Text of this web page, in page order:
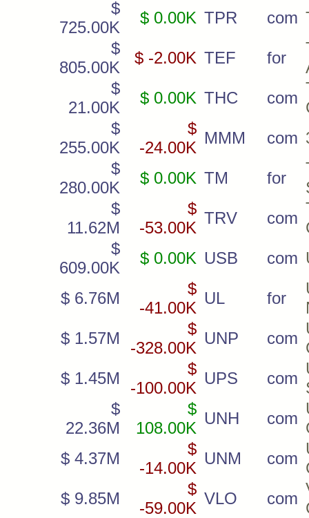
$
725.00K
$ 0.00K TPR com
$
805.00K
$ -2.00K TEF for
$
21.00K
$ 0.00K THC com
$
255.00K
$
-24.00K
MMM com
$
280.00K
$ 0.00K TM for
$
11.62M
$
-53.00K
TRV com
$
609.00K
$ 0.00K USB com
$ 6.76M
$
-41.00K
UL for
$ 1.57M
$
-328.00K
UNP com
$ 1.45M
$
-100.00K
UPS com
$
22.36M
$
108.00K
UNH com
$ 4.37M
$
-14.00K
UNM com
$ 9.85M
$
-59.00K
VLO com